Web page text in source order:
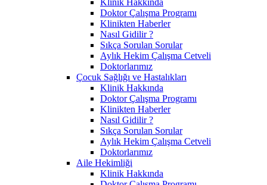
Doktor Çalışma Programı
Klinikten Haberler
Nasıl Gidilir ?
Sıkça Sorulan Sorular
Aylık Hekim Çalışma Cetveli
Doktorlarımız
Çocuk Sağlığı ve Hastalıkları
Klinik Hakkında
Doktor Çalışma Programı
Klinikten Haberler
Nasıl Gidilir ?
Sıkça Sorulan Sorular
Aylık Hekim Çalışma Cetveli
Doktorlarımız
Aile Hekimliği
Klinik Hakkında